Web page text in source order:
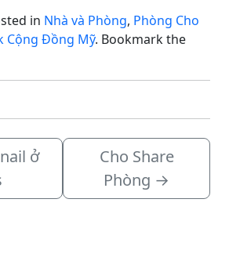
sẽ
in Nhà và Phòng, Phòng Cho
Cộng Đồng Mỹ. Bookmark the
ở
Cho Share
Phòng →